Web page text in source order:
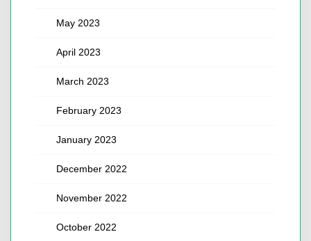
May 2023
April 2023
March 2023
February 2023
January 2023
December 2022
November 2022
October 2022